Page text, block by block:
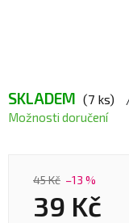
SKLADEM (7 ks)
Možnosti doručení
45 Kč –13 %
39 Kč